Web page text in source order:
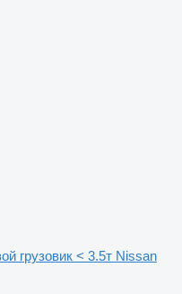
грузовик < 3.5т Nissan